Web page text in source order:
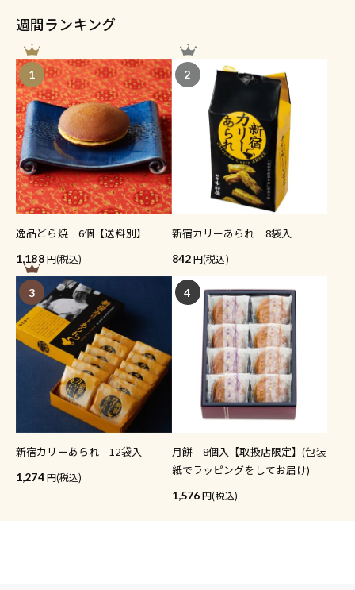
週間ランキング
1
逸品どら焼 6個【送料別】
1,188 (税込)
2
新宿カリーあられ 8袋入
842 (税込)
3
新宿カリーあられ 12袋入
1,274 (税込)
4
月餅 8個入【取扱店限定】(包装
紙でラッピングをしてお届け)
1,576 (税込)